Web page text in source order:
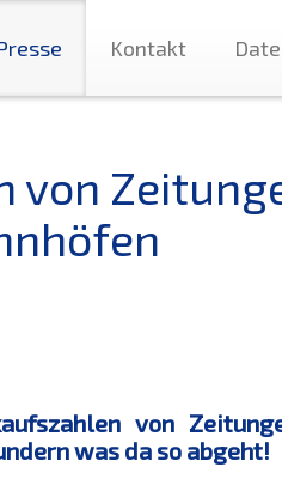
Kontakt
von
von
was da so abgeht!